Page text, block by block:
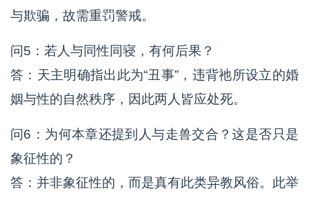
与欺骗，故需重罚警戒。
问5：若人与同性同寝，有何后果？
答：天主明确指出此为“丑事”，违背祂所设立的婚
姻与性的自然秩序，因此两人皆应处死。
问6：为何本章还提到人与走兽交合？这是否只是
象征性的？
答：并非象征性的，而是真有此类异教风俗。此举